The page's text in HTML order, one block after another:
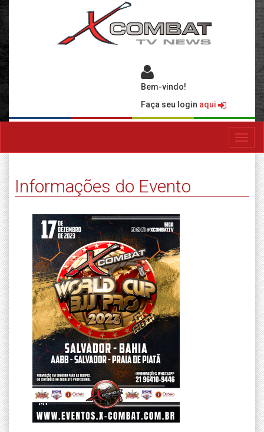
Bem-vindo!
Faça seu login aqui
Informações do Evento